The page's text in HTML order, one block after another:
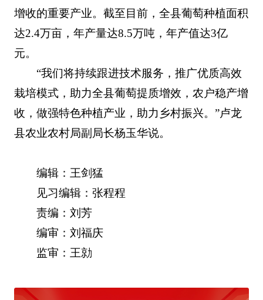
增收的重要产业。截至目前，全县葡萄种植面积
达2.4万亩，年产量达8.5万吨，年产值达3亿
元。
“我们将持续跟进技术服务，推广优质高效
栽培模式，助力全县葡萄提质增效，农户稳产增
收，做强特色种植产业，助力乡村振兴。”卢龙
县农业农村局副局长杨玉华说。
编辑：王剑猛
见习编辑：张程程
责编：刘芳
编审：刘福庆
监审：王勍